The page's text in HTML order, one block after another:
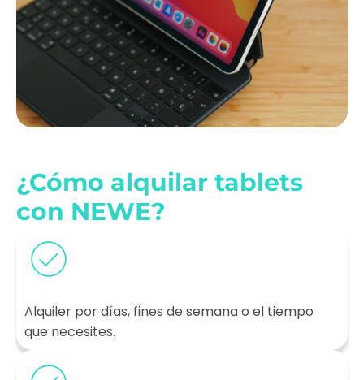
¿Cómo alquilar tablets
con NEWE?
Alquiler por días, fines de semana o el tiempo
que necesites.